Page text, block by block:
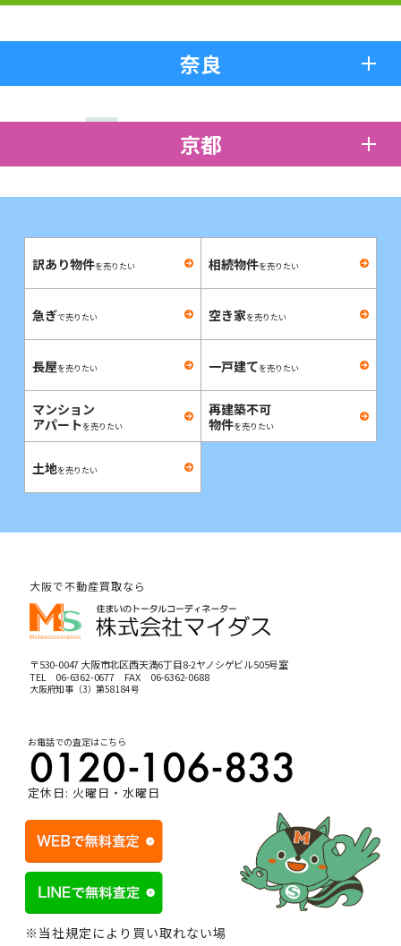
奈良
京都
訳あり物件を売りたい 相続物件を売りたい
急ぎで売りたい 空き家を売りたい
長屋を売りたい 一戸建てを売りたい
マンション
アパートを売りたい
再建築不可
物件を売りたい
土地を売りたい
大阪で不動産買取なら
〒530-0047 大阪市北区西天満6丁目8-2ヤノシゲビル505号室
TEL 06-6362-0677FAX 06-6362-0688
大阪府知事（3）第58184号
お電話での査定はこちら
定休日: 火曜日・水曜日
※当社規定により買い取れない場